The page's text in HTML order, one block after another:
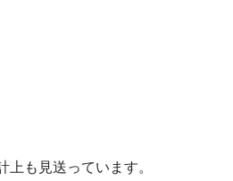
も見送っています。